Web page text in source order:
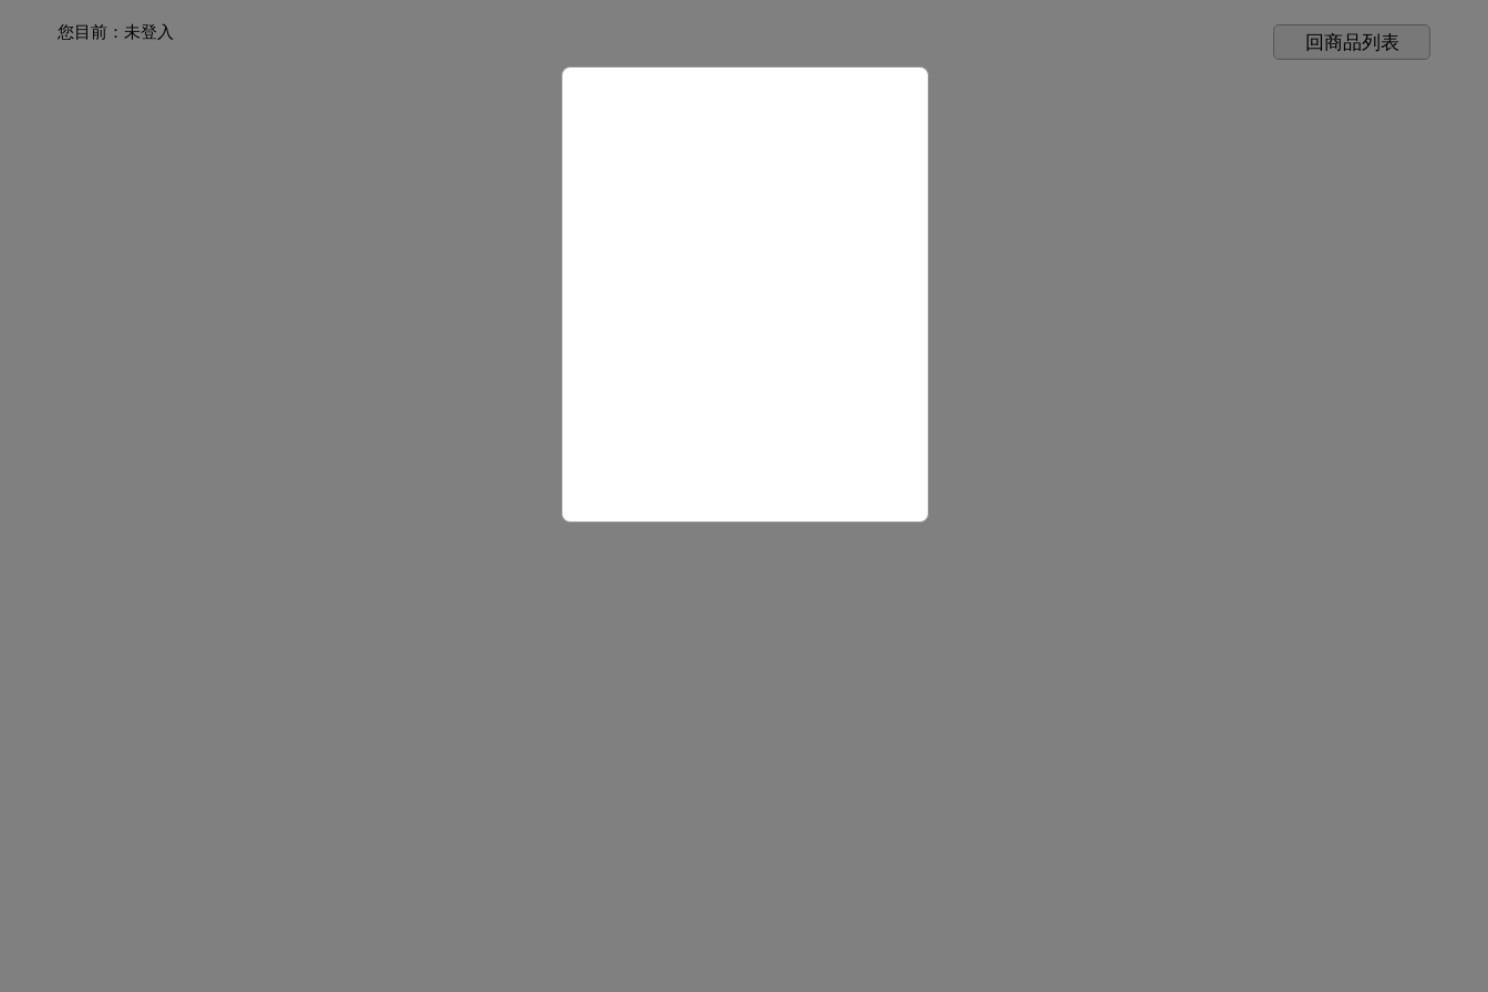
您目前： 未登入 回商品列表